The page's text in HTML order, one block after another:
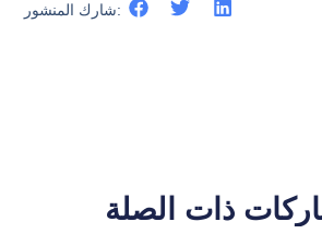
شارك المنشور:
ذات الصلة